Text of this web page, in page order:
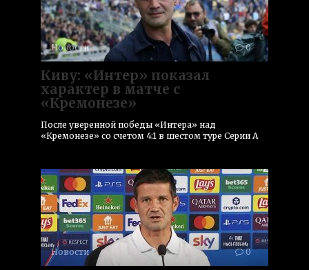
Новости 0
Киву: «Интер» показал
характер в матче с
«Кремонезе»
После уверенной победы «Интера» над
«Кремонезе» со счетом 4:1 в шестом туре Серии А
Новости 0